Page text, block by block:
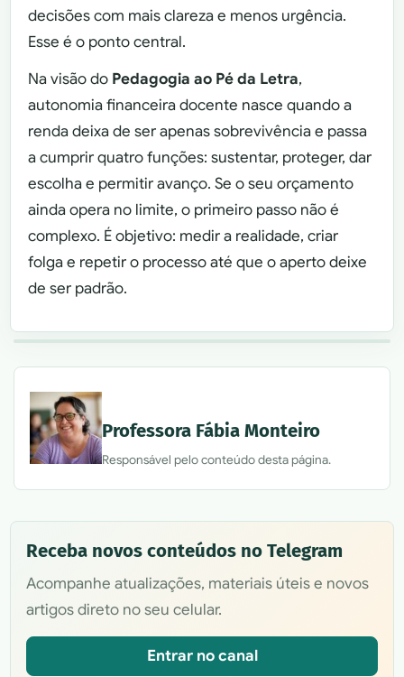
decisões com mais clareza e menos urgência.
Esse é o ponto central.
Na visão do Pedagogia ao Pé da Letra,
autonomia financeira docente nasce quando a
renda deixa de ser apenas sobrevivência e passa
a cumprir quatro funções: sustentar, proteger, dar
escolha e permitir avanço. Se o seu orçamento
ainda opera no limite, o primeiro passo não é
complexo. É objetivo: medir a realidade, criar
folga e repetir o processo até que o aperto deixe
de ser padrão.
Professora Fábia Monteiro
Responsável pelo conteúdo desta página.
Receba novos conteúdos no Telegram
Acompanhe atualizações, materiais úteis e novos
artigos direto no seu celular.
Entrar no canal